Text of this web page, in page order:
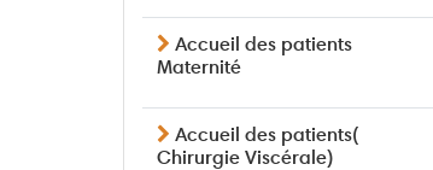
Accueil des patients
Maternité
Accueil des patients(
Chirurgie Viscérale)